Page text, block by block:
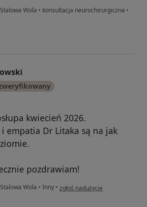
Wola • konsultacja neurochirurgiczna •
kwiecień 2026.
empatia Dr Litaka są na jak
pozdrawiam!
Wola • Inny • w opinii użytkownika Janusz
zgłoś nadużycie